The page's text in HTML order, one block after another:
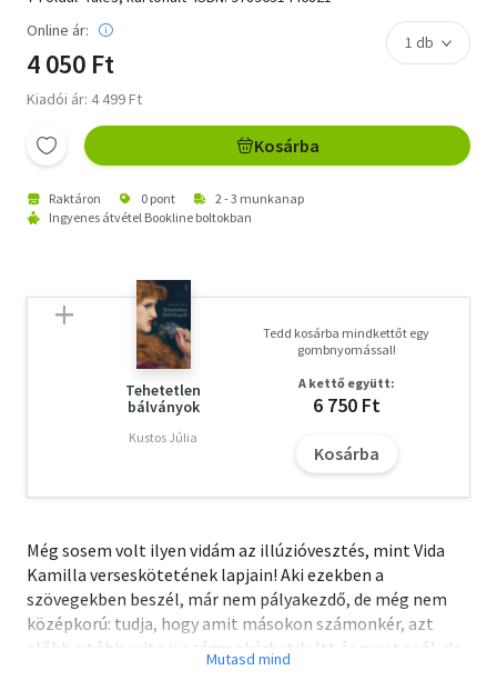
Online ár:
4 050 Ft
Kiadói ár: 4 499 Ft
Kosárba
Raktáron 0 pont
2 - 3 munkanap
Ingyenes átvétel Bookline boltokban
Tehetetlen
bálványok
Kustos Júlia
Tedd kosárba mindkettőt egy
gombnyomással!
A kettő együtt:
6 750 Ft
Kosárba
Még sosem volt ilyen vidám az illúzióvesztés, mint Vida
Kamilla verseskötetének lapjain! Aki ezekben a
szövegekben beszél, már nem pályakezdő, de még nem
középkorú: tudja, hogy amit másokon számonkér, azt
előbb-utóbb rajta is számonkérhetik. Itt és most szól, de
tudja, milyen közelmúlt van mögötte, és tudja, milyen